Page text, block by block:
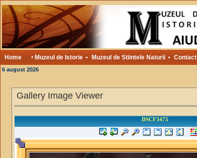
Home Muzeul de Istorie Muzeul de Stiintele Naturii Contact
6 august 2026
Gallery Image Viewer
DSCF3475